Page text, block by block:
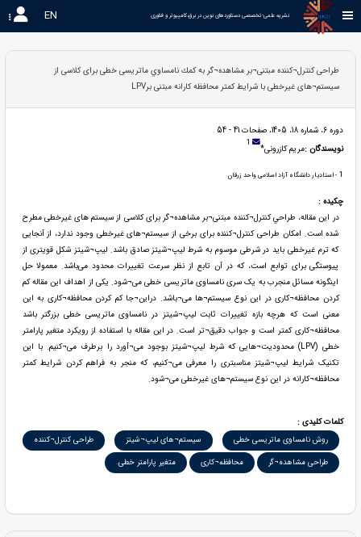
نشریه علمی-تخصصی دستاوردهای نوین در برق،کامپیوتر و فناوری EN
طراحی کنترل¬کننده مبتنی¬بر مشاهده¬گر به كمك نامساوي ماتريسی خطی برای کلاسی از
سیستم¬های غیرخطی با شرایط کمتر محافظه کارانه مبتنی برLPV
دوره 6، شماره 18، 1405، صفحات 41 - 54
نویسندگان :مریم کازرونی* 1
1 - استادیار دانشگاه آزاد اسلامی واحد زرقان
چکیده :
در این مقاله، طراحي کنترل¬کننده مبتنی¬بر مشاهده¬گر برای کلاسی از سیستم های غیرخطی مطرح
شده است. امکان طراحی کنترل¬کننده برای برخی از سیستم¬های غیرخطی وجود ندارد، از آنجایی
که ترم غیرخطی باید در شرطی موسوم به شرط لیپ¬شیتز صادق باشد. لیپ¬شیتز شکل قویتری از
پیوستگی برای توابع است، که در آن تابع از نظر سرعت تغییرات محدود می‌باشد. معمولا حل
اینگونه مسائل منجرب به یک سری نامساوی ماتریسی خطی می¬شود. یکی از اهداف این مقاله کم
کردن محافظه¬کاری در این نوع سیستم¬ها می¬باشد. دراین¬جا کم کردن محافظه¬کاری به این
معنی است که هرچه بازه تغییرات ثابت لیپ¬شیتز در نامساوی ماتریسی خطی بزرگتر باشد
محافظه¬کاری کمتر است و جواب دقیق¬تر است. در این مقاله با استفاده از رویکرد متغیر پارامتر
خطی (LPV) محدودیت¬هایی که شرط لیپ¬شیتز بوجود می¬آورد را برطرف می¬کنیم. با اين
تکنیک شرايط ليپ¬شیتز مناسبتری را معرفی می¬کنیم، که منجر به فراهم کردن شرايط کمتر
محافظه¬کارانه در این نوع سیستم¬های غیرخطی می¬شود.
کلمات کلیدی :
روش نامساوی ماتریسی خطی
سیستم¬های لیپ¬شیتز
طراحی کنترل¬کننده
طراحی مشاهده¬گر
محافظه¬کاری متغیر پارامتر خطی.